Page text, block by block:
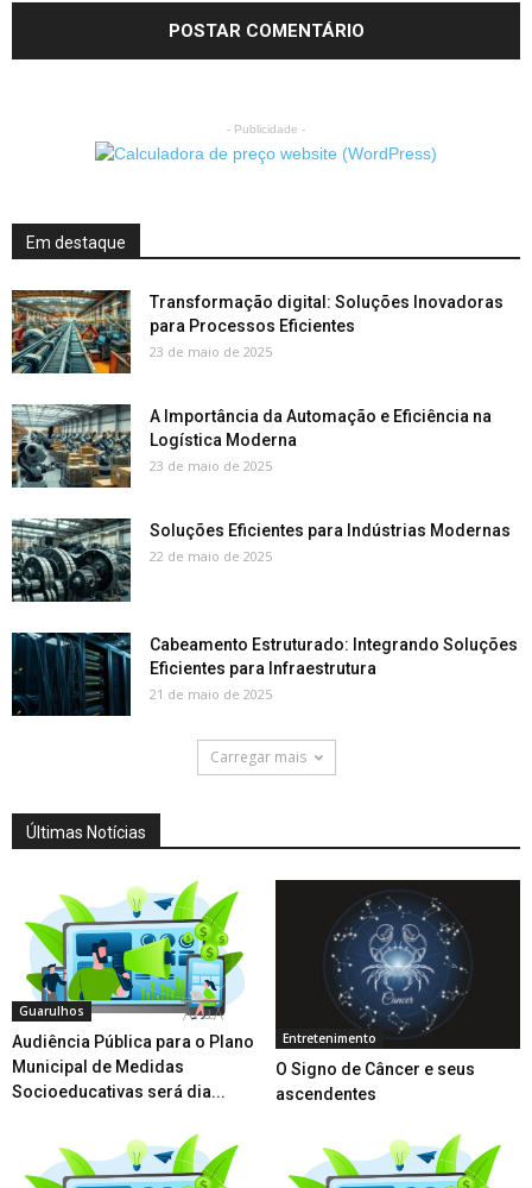
- Publicidade -
Em destaque
Transformação digital: Soluções Inovadoras
para Processos Eficientes
23 de maio de 2025
A Importância da Automação e Eficiência na
Logística Moderna
23 de maio de 2025
Soluções Eficientes para Indústrias Modernas
22 de maio de 2025
Cabeamento Estruturado: Integrando Soluções
Eficientes para Infraestrutura
21 de maio de 2025
Carregar mais
Últimas Notícias
Guarulhos
Audiência Pública para o Plano
Municipal de Medidas
Socioeducativas será dia...
Entretenimento
O Signo de Câncer e seus
ascendentes